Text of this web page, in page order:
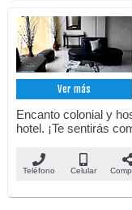
Ver más
Encanto colonial y
hotel. ¡Te sentirás
Teléfono Celular